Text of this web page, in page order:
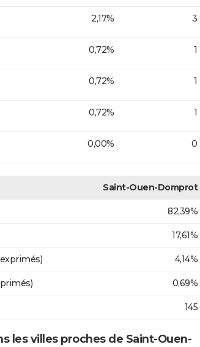
2,17% 3
0,72% 1
0,72% 1
0,72% 1
0,00% 0
Saint-Ouen-Domprot
82,39%
17,61%
4,14%
0,69%
145
les villes proches de Saint-Ouen-